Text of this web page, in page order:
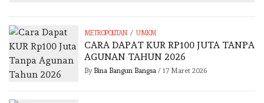
METROPOLITAN / UMKM
CARA DAPAT KUR RP100 JUTA TANPA
AGUNAN TAHUN 2026
By Bina Bangun Bangsa/ 17 Maret 2026